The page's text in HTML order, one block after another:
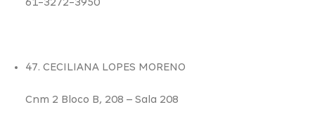
61-3272-3950
47. CECILIANA LOPES MORENO
Cnm 2 Bloco B, 208 – Sala 208